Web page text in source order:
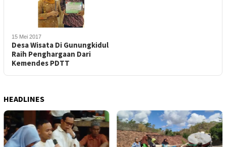
15 Mei 2017
Desa Wisata Di Gunungkidul
Raih Penghargaan Dari
Kemendes PDTT
HEADLINES